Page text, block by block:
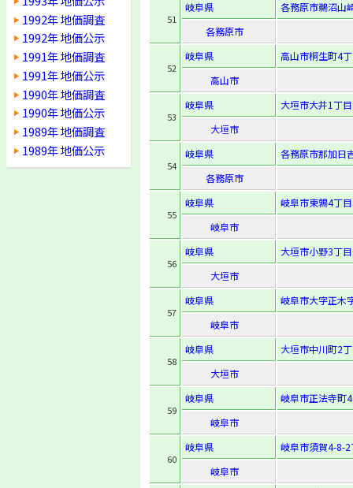
1992年 地価調査
1992年 地価公示
1991年 地価調査
1991年 地価公示
1990年 地価調査
1990年 地価公示
1989年 地価調査
1989年 地価公示
51
岐阜県
各務原市鵜沼山
各務原市
52
岐阜県
高山市桐生町4
高山市
53
岐阜県
大垣市大井1丁
大垣市
54
岐阜県
各務原市那加日
各務原市
55
岐阜県
岐阜市東鶉4丁
岐阜市
56
岐阜県
大垣市小野3丁
大垣市
57
岐阜県
岐阜市大字正木
岐阜市
58
岐阜県
大垣市中川町2
大垣市
59
岐阜県
岐阜市正法寺町
岐阜市
60
岐阜県
岐阜市須賀4-8-
岐阜市